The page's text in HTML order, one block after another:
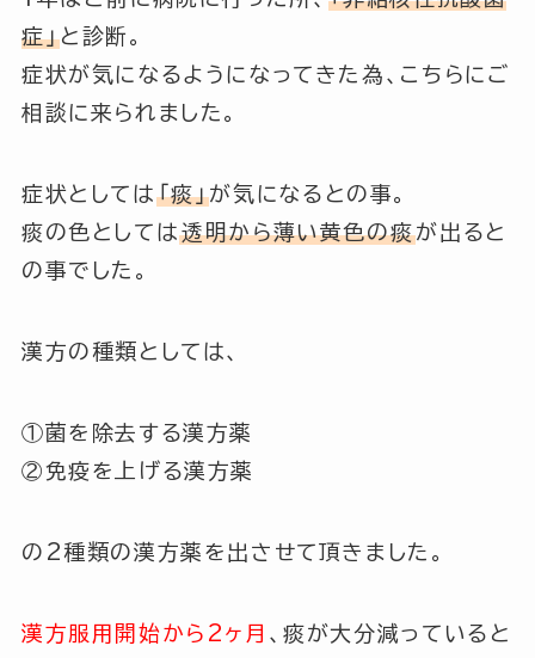
症」 と診断。
症状が気になるようになってきた為、こちらにご
相談に来られました。
症状としては 「痰」が気になるとの事。
痰の色としては透明から薄い黄色の痰が出ると
の事でした。
漢方の種類としては、
①菌を除去する漢方薬
②免疫を上げる漢方薬
の2種類の漢方薬を出させて頂きました。
漢方服用開始から2ヶ月 、痰が大分減っていると